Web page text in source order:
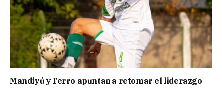
Mandiyú y Ferro apuntan a retomar el liderazgo